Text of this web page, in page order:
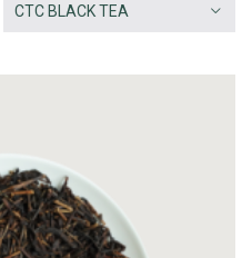
CTC BLACK TEA